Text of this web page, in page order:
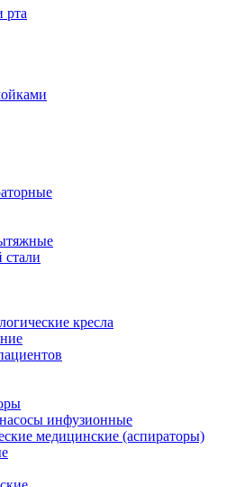
рта
кресла
инфузионные
медицинские (аспираторы)